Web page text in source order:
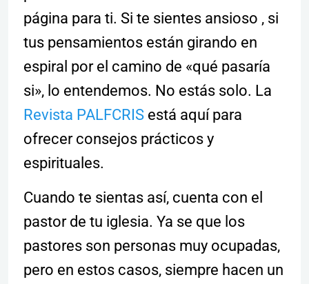
página para ti. Si te sientes ansioso , si
tus pensamientos están girando en
espiral por el camino de «qué pasaría
si», lo entendemos. No estás solo. La
Revista PALFCRISestá aquí para
ofrecer consejos prácticos y
espirituales.
Cuando te sientas así, cuenta con el
pastor de tu iglesia. Ya se que los
pastores son personas muy ocupadas,
pero en estos casos, siempre hacen un